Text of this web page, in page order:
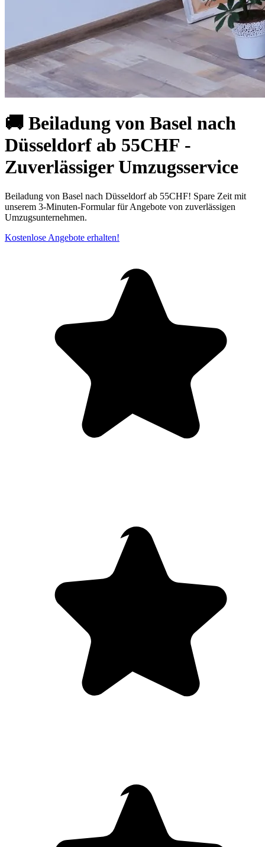
🚚 Beiladung von Basel nach
Düsseldorf ab 55CHF -
Zuverlässiger Umzugsservice
Beiladung von Basel nach Düsseldorf ab 55CHF! Spare Zeit mit
unserem 3-Minuten-Formular für Angebote von zuverlässigen
Umzugsunternehmen.
Kostenlose Angebote erhalten!